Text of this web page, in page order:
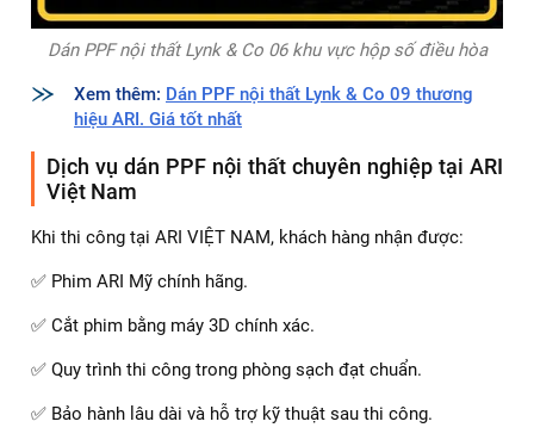
Dán PPF nội thất Lynk & Co 06 khu vực hộp số điều hòa
Xem thêm: Dán PPF nội thất Lynk & Co 09 thương
hiệu ARI. Giá tốt nhất
Dịch vụ dán PPF nội thất chuyên nghiệp tại ARI
Việt Nam
Khi thi công tại ARI VIỆT NAM, khách hàng nhận được:
✅ Phim ARI Mỹ chính hãng.
✅ Cắt phim bằng máy 3D chính xác.
✅ Quy trình thi công trong phòng sạch đạt chuẩn.
✅ Bảo hành lâu dài và hỗ trợ kỹ thuật sau thi công.